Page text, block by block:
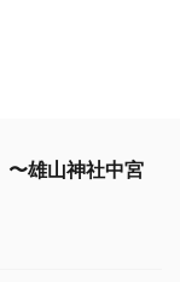
雄山神社中宮